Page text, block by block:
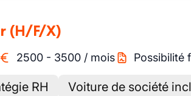
(H/F/X)
2500 - 3500 / mois Possibilité
RH
Voiture de société